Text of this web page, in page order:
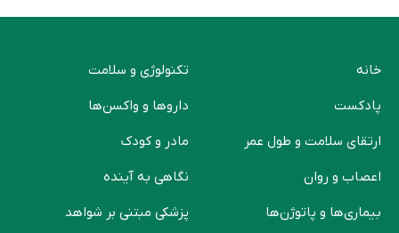
خانه
پادکست
ارتقای سلامت و طول عمر
اعصاب و روان
بیماری‌ها و پاتوژن‌ها
تکنولوژی و سلامت
دارو‌ها و واکسن‌ها
مادر و کودک
نگاهی به آینده
پزشکی مبتنی بر شواهد